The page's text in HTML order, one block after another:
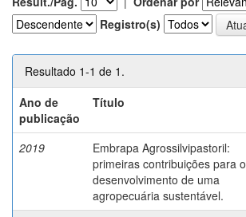
Registro(s)
Resultado 1-1 de 1.
Ano de
publicação
Título
2019
Embrapa Agrossilvipastoril:
primeiras contribuições para o
desenvolvimento de uma
agropecuária sustentável.